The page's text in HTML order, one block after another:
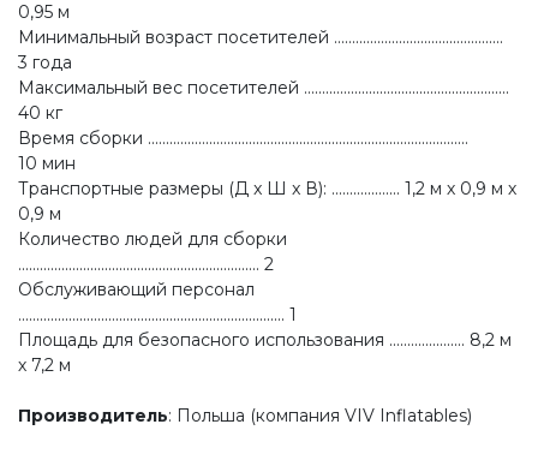
0,95 м
Минимальный возраст посетителей ...............................................
3 года
Максимальный вес посетителей .........................................................
40 кг
Время сборки .........................................................................................
10 мин
Транспортные размеры (Д x Ш x В): ................... 1,2 м х 0,9 м х
0,9 м
Количество людей для сборки
................................................................... 2
Обслуживающий персонал
.......................................................................... 1
Площадь для безопасного использования ..................... 8,2 м
х 7,2 м
Производитель: Польша (компания VIV Inflatables)